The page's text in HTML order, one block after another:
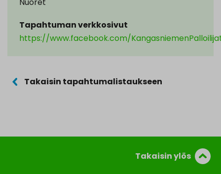
Tapahtuman verkkosivut
https://www.facebook.com/
Takaisin tapahtumalistaukseen
Takaisin ylös